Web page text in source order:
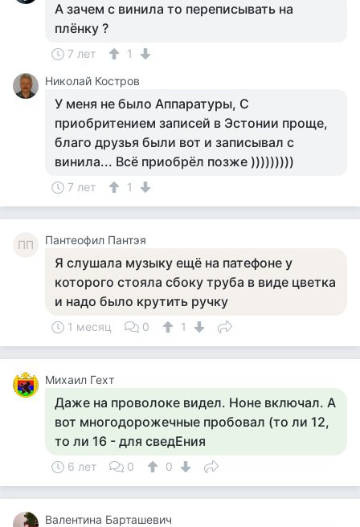
А зачем с винила то переписывать на
плёнку ?
7 лет
1
Николай Костров
У меня не было Аппаратуры, С
приобритением записей в Эстонии проще,
благо друзья были вот и записывал с
винила... Всё приобрёл позже )))))))))
7 лет 1
ПП Пантеофил Пантэя
Я слушала музыку ещё на патефоне у
которого стояла сбоку труба в виде цветка
и надо было крутить ручку
1 месяц 0 1
Михаил Гехт
Даже на проволоке видел. Ноне включал. А
вот многодорожечные пробовал (то ли 12,
то ли 16 - для сведЕния
6 лет 0 0
Валентина Барташевич